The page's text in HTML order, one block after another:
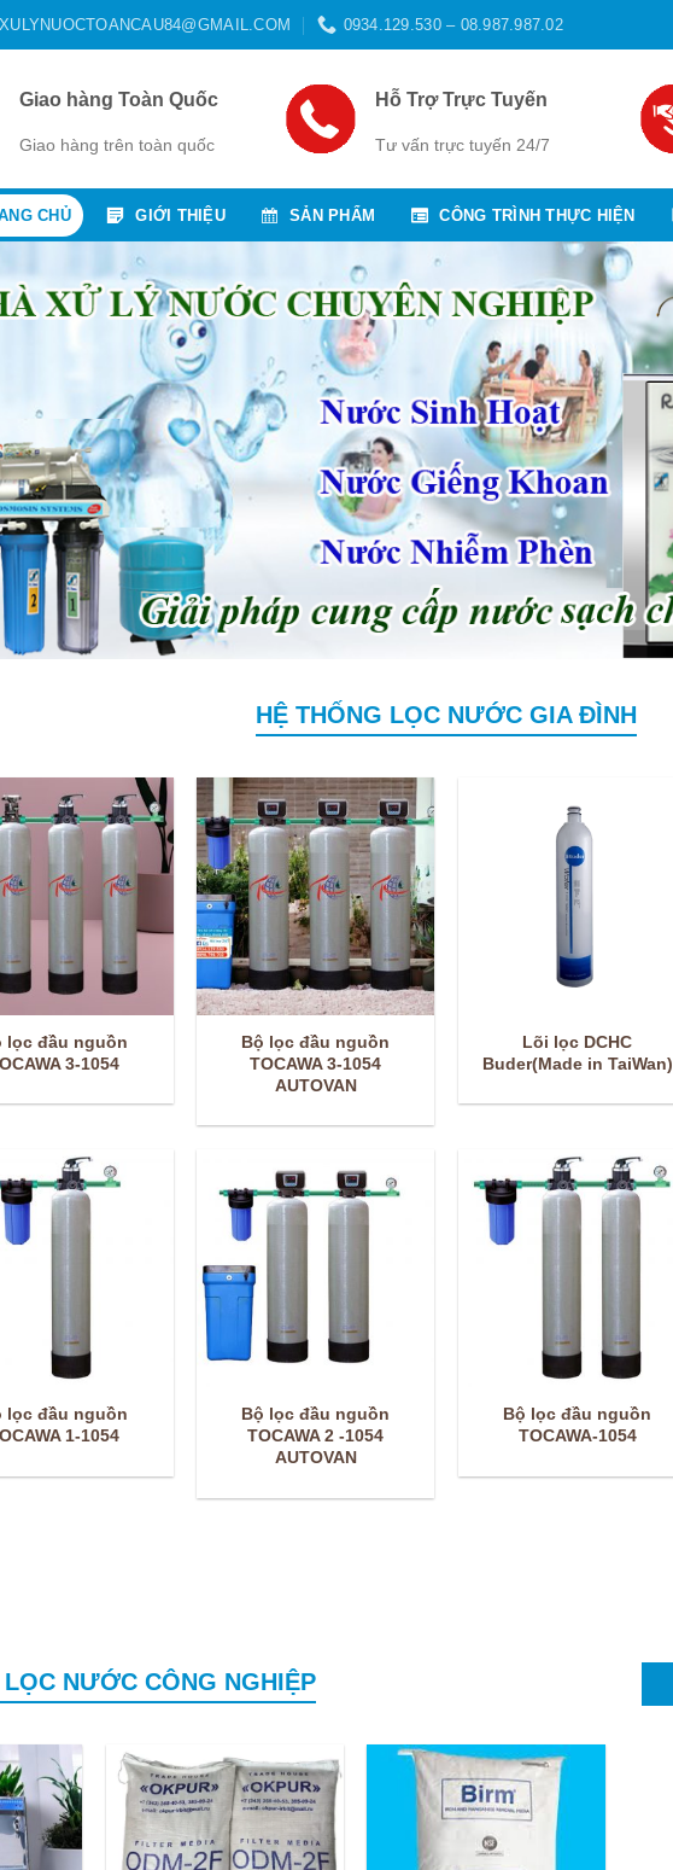
XULYNUOCTOANCAU84@GMAIL.COM 0934.129.530 – 08.987.987.02
Giao hàng Toàn Quốc
Giao hàng trên toàn quốc
Hỗ Trợ Trực Tuyến
Tư vấn trực tuyến 24/7
CHỦ GIỚI THIỆU SẢN PHẨM CÔNG TRÌNH THỰC HIỆN
HỆ THỐNG LỌC NƯỚC GIA ĐÌNH
lọc đầu nguồn
3-1054
Bộ lọc đầu nguồn
TOCAWA 3-1054
AUTOVAN
Lõi lọc DCHC
Buder(Made in TaiWan)
lọc đầu nguồn
1-1054
Bộ lọc đầu nguồn
TOCAWA 2 -1054
AUTOVAN
Bộ lọc đầu nguồn
TOCAWA-1054
NƯỚC CÔNG NGHIỆP